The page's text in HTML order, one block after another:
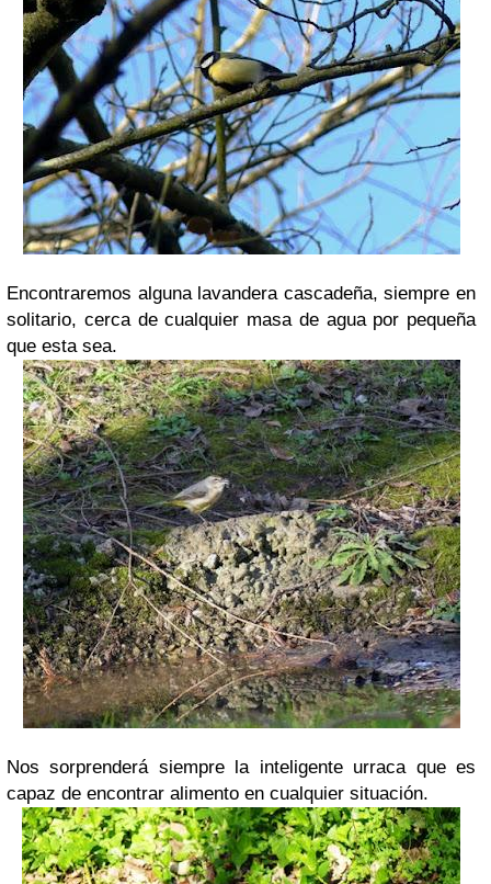
Encontraremos alguna lavandera cascadeña, siempre en
solitario, cerca de cualquier masa de agua por pequeña
que esta sea.
Nos sorprenderá siempre la inteligente urraca que es
capaz de encontrar alimento en cualquier situación.